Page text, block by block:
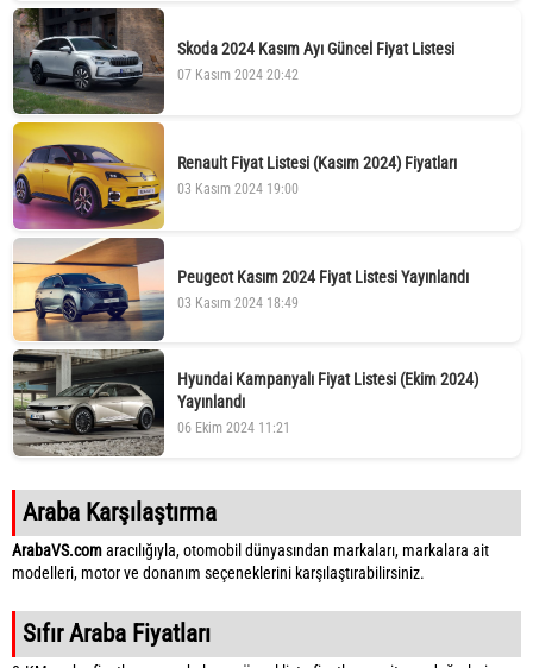
Skoda 2024 Kasım Ayı Güncel Fiyat Listesi
07 Kasım 2024 20:42
Renault Fiyat Listesi (Kasım 2024) Fiyatları
03 Kasım 2024 19:00
Peugeot Kasım 2024 Fiyat Listesi Yayınlandı
03 Kasım 2024 18:49
Hyundai Kampanyalı Fiyat Listesi (Ekim 2024)
Yayınlandı
06 Ekim 2024 11:21
Araba Karşılaştırma
ArabaVS.comaracılığıyla, otomobil dünyasından markaları, markalara ait
modelleri, motor ve donanım seçeneklerini karşılaştırabilirsiniz.
Sıfır Araba Fiyatları